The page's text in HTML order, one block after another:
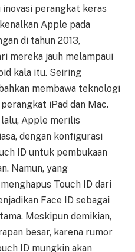
inovasi perangkat keras
Apple pada
di tahun 2013,
mereka jauh melampaui
kala itu. Seiring
membawa teknologi
iPad dan Mac.
Apple merilis
dengan konfigurasi
ID untuk pembukaan
Namun, yang
Touch ID dari
Face ID sebagai
Meskipun demikian,
besar, karena rumor
ID mungkin akan